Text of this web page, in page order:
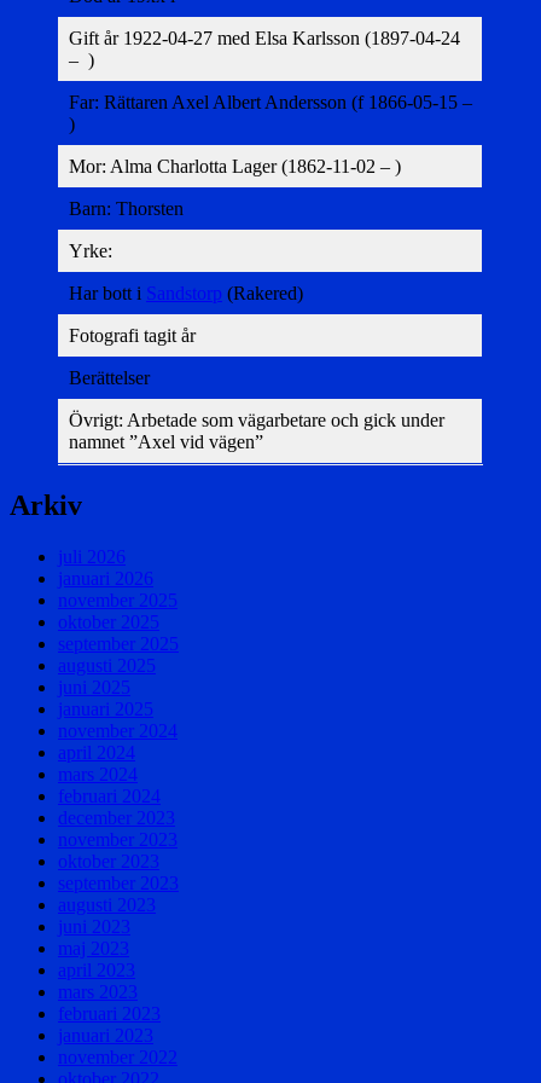
Gift år 1922-04-27 med Elsa Karlsson (1897-04-24
– )
Far: Rättaren Axel Albert Andersson (f 1866-05-15 –
)
Mor: Alma Charlotta Lager (1862-11-02 – )
Barn: Thorsten
Yrke:
Har bott i Sandstorp (Rakered)
Fotografi tagit år
Berättelser
Övrigt: Arbetade som vägarbetare och gick under
namnet ”Axel vid vägen”
Arkiv
juli 2026
januari 2026
november 2025
oktober 2025
september 2025
augusti 2025
juni 2025
januari 2025
november 2024
april 2024
mars 2024
februari 2024
december 2023
november 2023
oktober 2023
september 2023
augusti 2023
juni 2023
maj 2023
april 2023
mars 2023
februari 2023
januari 2023
november 2022
oktober 2022